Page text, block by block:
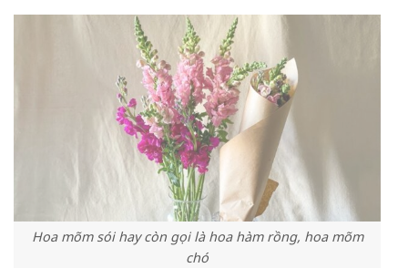
Hoa mõm sói hay còn gọi là hoa hàm rồng, hoa mõm
chó